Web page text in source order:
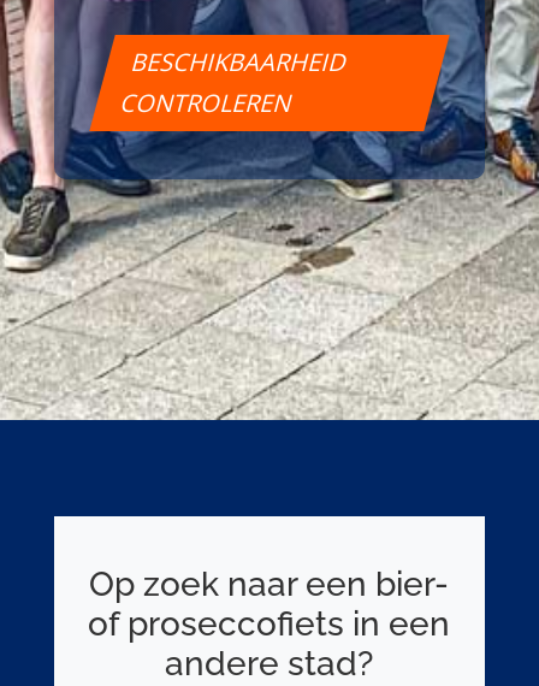
BESCHIKBAARHEID
CONTROLEREN
Op zoek naar een bier-
of proseccofiets in een
andere stad?